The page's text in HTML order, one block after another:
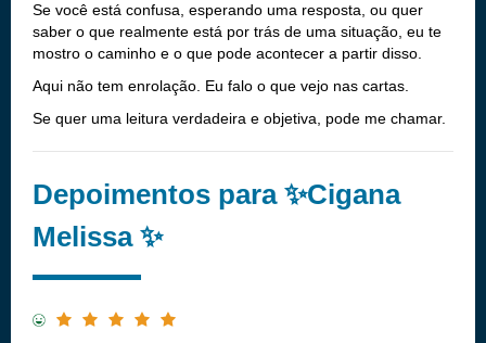
Se você está confusa, esperando uma resposta, ou quer
saber o que realmente está por trás de uma situação, eu te
mostro o caminho e o que pode acontecer a partir disso.
Aqui não tem enrolação. Eu falo o que vejo nas cartas.
Se quer uma leitura verdadeira e objetiva, pode me chamar.
Depoimentos para ✨Cigana
Melissa ✨